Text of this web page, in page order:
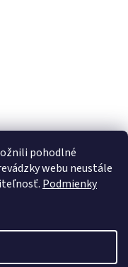
pohodlné
webu neustále
Podmienky